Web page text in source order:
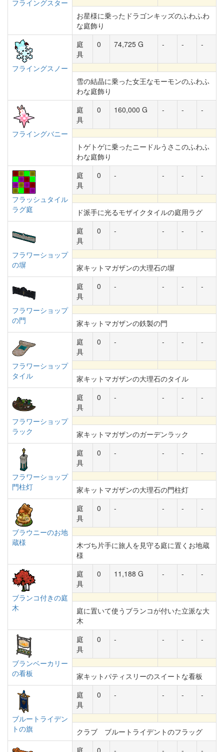
フライングスター
お星様に乗ったドラゴンキッズのふわふわ
な庭飾り
フライングスノー
庭
具
0 74,725 G - - -
雪の結晶に乗った女王なモーモンのふわふ
わな庭飾り
フライングバニー
庭
具
0 160,000 G - - -
トゲトゲに乗ったニードルうさこのふわふ
わな庭飾り
フラッシュタイル
ラグ庭
庭
具
0 - - - -
ド派手に光るモザイクタイルの庭用ラグ
フラワーショップ
の塀
庭
具
0 - - - -
家キットマガザンの大理石の塀
フラワーショップ
の門
庭
具
0 - - - -
家キットマガザンの鉄製の門
フラワーショップ
タイル
庭
具
0 - - - -
家キットマガザンの大理石のタイル
フラワーショップ
ラック
庭
具
0 - - - -
家キットマガザンのガーデンラック
フラワーショップ
門柱灯
庭
具
0 - - - -
家キットマガザンの大理石の門柱灯
ブラウニーのお地
蔵様
庭
具
0 - - - -
木づち片手に旅人を見守る庭に置くお地蔵
様
ブランコ付きの庭
木
庭
具
0 11,188 G - - -
庭に置いて使うブランコが付いた立派な大
木
ブランベーカリー
の看板
庭
具
0 - - - -
家キットパティスリーのスイートな看板
ブルートライデン
トの旗
庭
具
0 - - - -
クラブ ブルートライデントのフラッグ
庭
0 - - - -